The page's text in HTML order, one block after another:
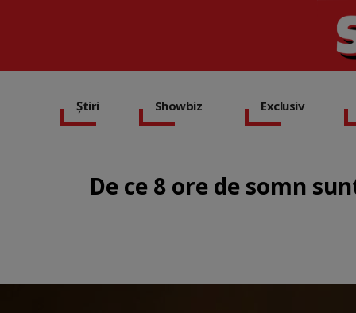
Știri Showbiz Exclusiv
De ce 8 ore de somn